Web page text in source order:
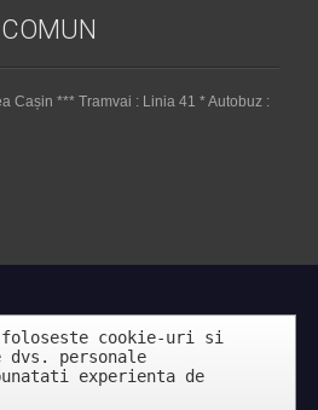
Cașin *** Tramvai : Linia 41 * Autobuz :
cookie-uri si
personale
experienta de